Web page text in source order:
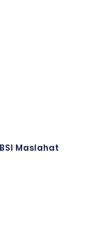
Maslahat